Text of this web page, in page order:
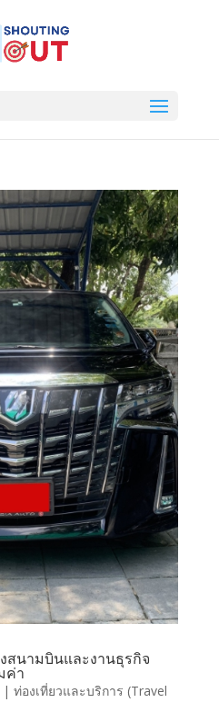
สนามบินและงานธุรกิจ
ค่า
| ท่องเที่ยวและบริการ (Travel